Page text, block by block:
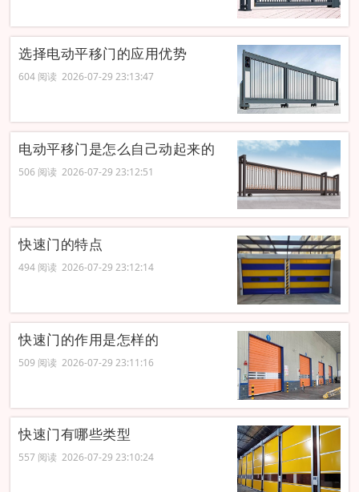
选择电动平移门的应用优势
604 阅读 2026-07-29 23:13:47
电动平移门是怎么自己动起来的
506 阅读 2026-07-29 23:12:51
快速门的特点
494 阅读 2026-07-29 23:12:14
快速门的作用是怎样的
509 阅读 2026-07-29 23:11:16
快速门有哪些类型
557 阅读 2026-07-29 23:10:24